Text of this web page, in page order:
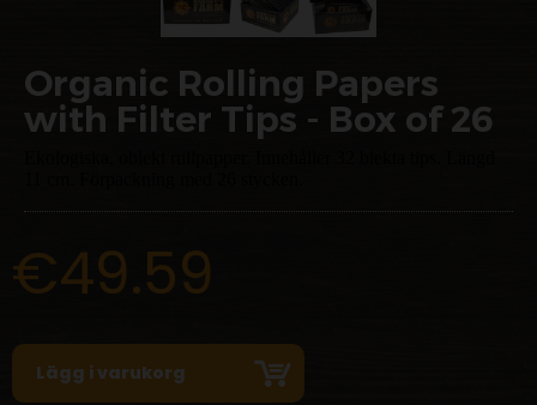
Organic Rolling Papers
with Filter Tips - Box of 26
€49.59